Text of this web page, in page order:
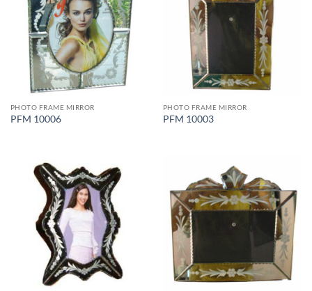
PHOTO FRAME MIRROR
PFM 10006
PHOTO FRAME MIRROR
PFM 10003